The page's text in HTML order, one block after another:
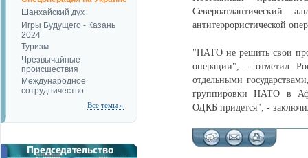
Шанхайский дух
Игры Будущего - Казань
2024
Туризм
Чрезвычайные
происшествия
Международное
сотрудничество
Все темы »
антитеррористической
"НАТО не решить свои
операции", - отметил
отдельными
группировки НАТО в
ОДКБ придется", -